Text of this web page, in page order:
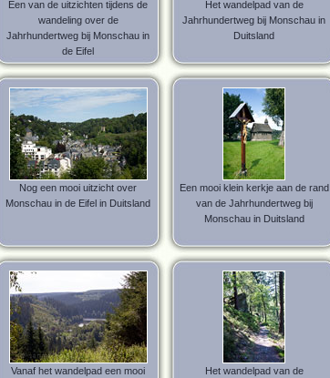
Een van de uitzichten tijdens de
wandeling over de
Jahrhundertweg bij Monschau in
de Eifel
Het wandelpad van de
Jahrhundertweg bij Monschau in
Duitsland
Nog een mooi uitzicht over
Monschau in de Eifel in Duitsland
Een mooi klein kerkje aan de rand
van de Jahrhundertweg bij
Monschau in Duitsland
Vanaf het wandelpad een mooi
Het wandelpad van de